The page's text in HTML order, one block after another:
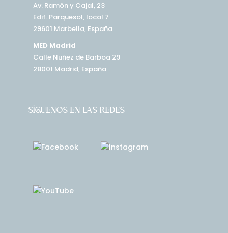
Av. Ramón y Cajal, 23
Edif. Parquesol, local 7
29601 Marbella, España
MED Madrid
Calle Nuñez de Barboa 29
28001 Madrid, España
SÍGUENOS EN LAS REDES